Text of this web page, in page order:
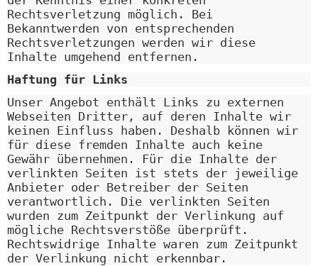
Rechtsverletzung möglich. Bei
Bekanntwerden von entsprechenden
Rechtsverletzungen werden wir diese
Inhalte umgehend entfernen.
Haftung für Links
Unser Angebot enthält Links zu externen
Webseiten Dritter, auf deren Inhalte wir
keinen Einfluss haben. Deshalb können wir
für diese fremden Inhalte auch keine
Gewähr übernehmen. Für die Inhalte der
verlinkten Seiten ist stets der jeweilige
Anbieter oder Betreiber der Seiten
verantwortlich. Die verlinkten Seiten
wurden zum Zeitpunkt der Verlinkung auf
mögliche Rechtsverstöße überprüft.
Rechtswidrige Inhalte waren zum Zeitpunkt
der Verlinkung nicht erkennbar.